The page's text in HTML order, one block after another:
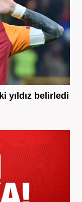
yıldız belirledi